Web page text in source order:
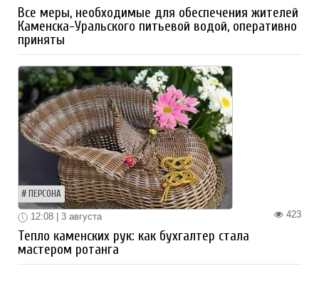
Все меры, необходимые для обеспечения жителей
Каменска-Уральского питьевой водой, оперативно
приняты
ПЕРСОНА
423
12:08 | 3 августа
Тепло каменских рук: как бухгалтер стала
мастером ротанга